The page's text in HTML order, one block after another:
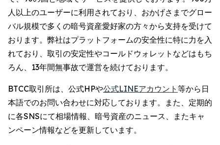
人以上のユーザーに利用されており、おかげさまでグロー
バル規模で多くの暗号資産愛好家の方々から支持を受けて
おります。弊社はプラットフォームの安全性に特に力を入
れており、取引の安定性やコールドウォレットなどはもち
ろん、13年間無事故で運営を続けております。
BTCC取引所は、公式HPや公式LINEアカウント 等から日
本語でのお問い合わせに対応しております。また、定期的
に各SNSにて相場情報、暗号資産のニュース、またキャ
ンペーン情報などを更新しています。